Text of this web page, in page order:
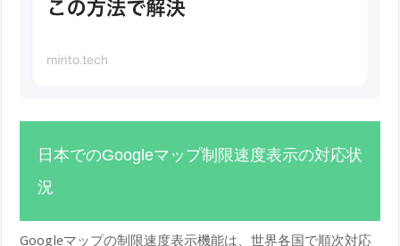
日本でのGoogleマップ制限速度表示の対応状
況
Googleマップの制限速度表示機能は、世界各国で順次対応